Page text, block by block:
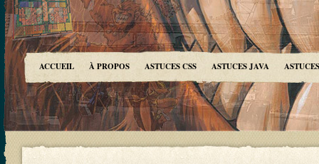
ACCUEIL À PROPOS ASTUCES CSS ASTUCES JAVA